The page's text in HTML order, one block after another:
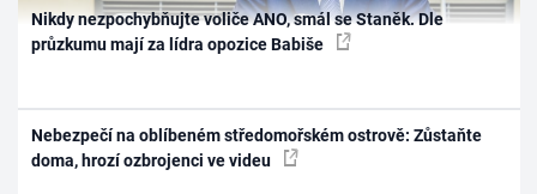
Nikdy nezpochybňujte voliče ANO, smál se Staněk. Dle
průzkumu mají za lídra opozice Babiše
Nebezpečí na oblíbeném středomořském ostrově: Zůstaňte
doma, hrozí ozbrojenci ve videu